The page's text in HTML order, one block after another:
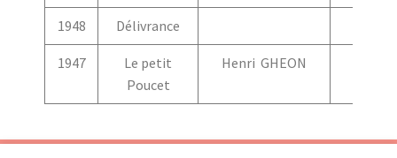
1948 Délivrance
1947
Le petit
Poucet
Henri GHEON